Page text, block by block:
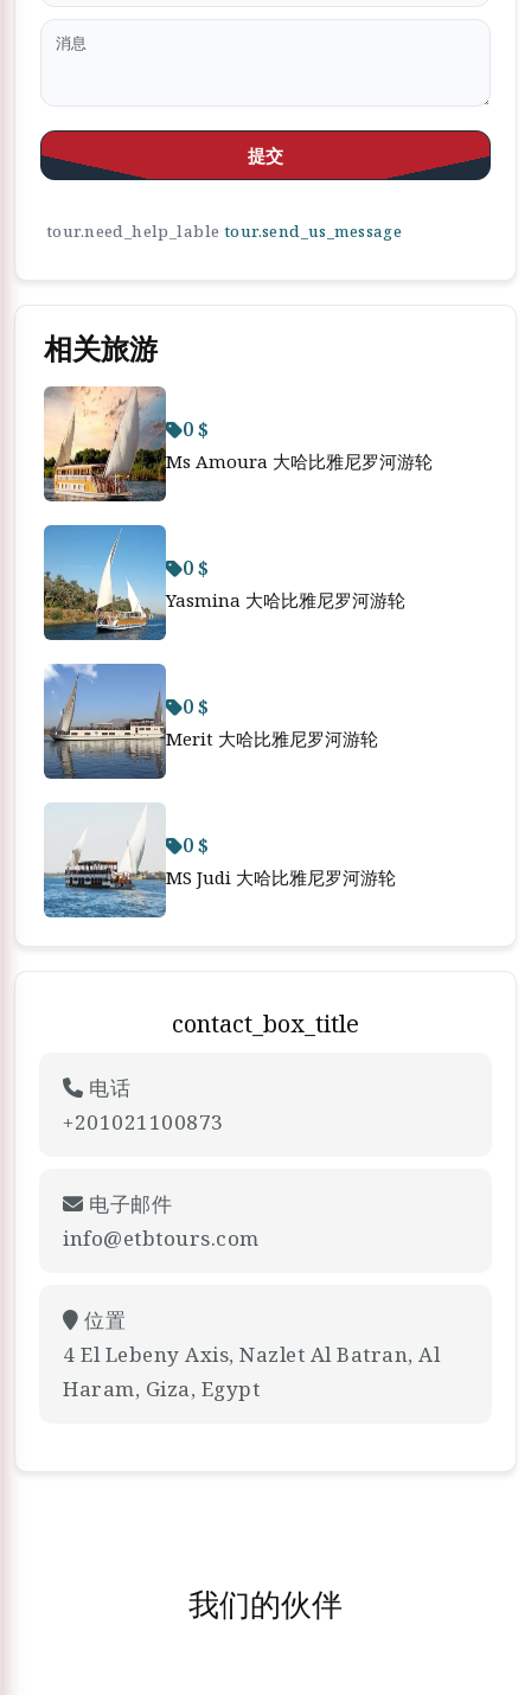
提交
tour.need_help_lable tour.send_us_message
相关旅游
0 $
Ms Amoura 大哈比雅尼罗河游轮
0 $
Yasmina 大哈比雅尼罗河游轮
0 $
Merit 大哈比雅尼罗河游轮
0 $
MS Judi 大哈比雅尼罗河游轮
contact_box_title
电话
+201021100873
电子邮件
info@etbtours.com
位置
4 El Lebeny Axis, Nazlet Al Batran, Al
Haram, Giza, Egypt
我们的伙伴